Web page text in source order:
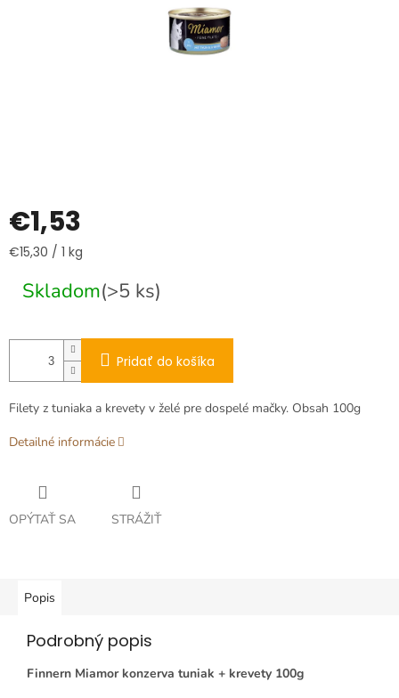
€1,53
Jednotková
€15,30 / 1 kg
Skladom(>5 ks)
Pridať do košíka
Filety z tuniaka a krevety v želé pre dospelé mačky. Obsah 100g
Detailné informácie
OPÝTAŤ SA STRÁŽIŤ
Popis
Podrobný popis
Finnern Miamor konzerva tuniak + krevety 100g